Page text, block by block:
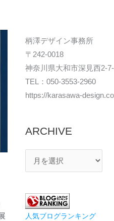
柄澤デザイン事務所
〒242-0018
神奈川県大和市深見西2-
TEL：050-3553-2960
https://karasawa-
ARCHIVE
人気ブログランキング